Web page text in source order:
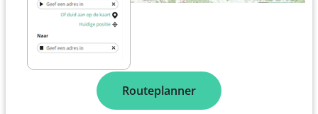
Routeplanner